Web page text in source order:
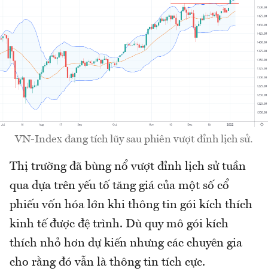
VN-Index đang tích lũy sau phiên vượt đỉnh lịch sử.
Thị trường đã bùng nổ vượt đỉnh lịch sử tuần
qua dựa trên yếu tố tăng giá của một số cổ
phiếu vốn hóa lớn khi thông tin gói kích thích
kinh tế được đệ trình. Dù quy mô gói kích
thích nhỏ hơn dự kiến nhưng các chuyên gia
cho rằng đó vẫn là thông tin tích cực.